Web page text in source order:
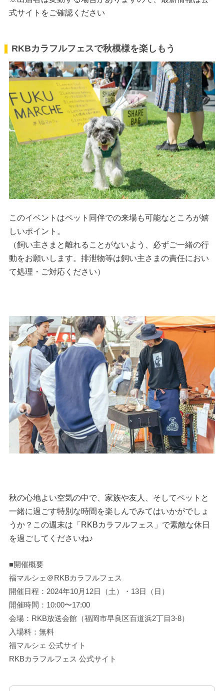
式サイトをご確認ください
RKBカラフルフェスで秋模様を楽しもう
このイベントはペット同伴での来場も可能なところが嬉
しいポイント。
（飼い主さまと離れることがないよう、必ずご一緒の行
動をお願いします。排泄物等は飼い主さまの責任におい
て処理・ご対応ください）
秋の心地よい空気の中で、家族や友人、そしてペットと
一緒に過ごす特別な時間を楽しんでみてはいかがでしょ
うか？この週末は「RKBカラフルフェス」で素敵な休日
を過ごしてくださいね♪
■開催概要
福マルシェ＠RKBカラフルフェス
開催日程：2024年10月12日（土）・13日（日）
開催時間：10:00〜17:00
会場：RKB放送会館（福岡市早良区百道浜2丁目3-8）
入場料：無料
福マルシェ 公式サイト
RKBカラフルフェス 公式サイト